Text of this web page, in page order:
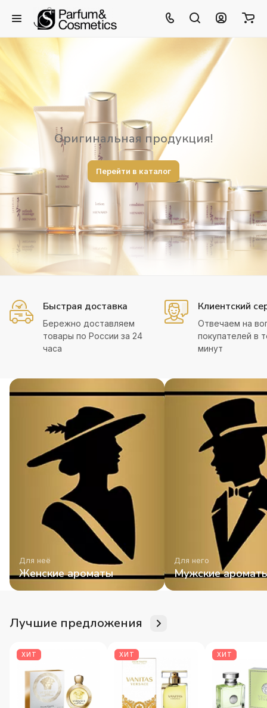
Оригинальная продукция!
Перейти в каталог
Быстрая доставка
Бережно доставляем
товары по России за 24
часа
Клиентский
Отвечаем на
покупателей в
минут
Для неё
Женские ароматы
Для него
Мужские
Лучшие предложения
ХИТ ХИТ ХИТ